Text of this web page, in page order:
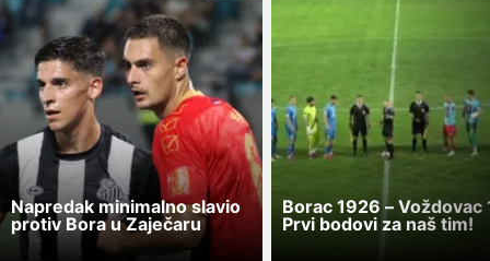
Napredak minimalno slavio
protiv Bora u Zaječaru
Borac 1926 – Voždovac
Prvi bodovi za naš tim!